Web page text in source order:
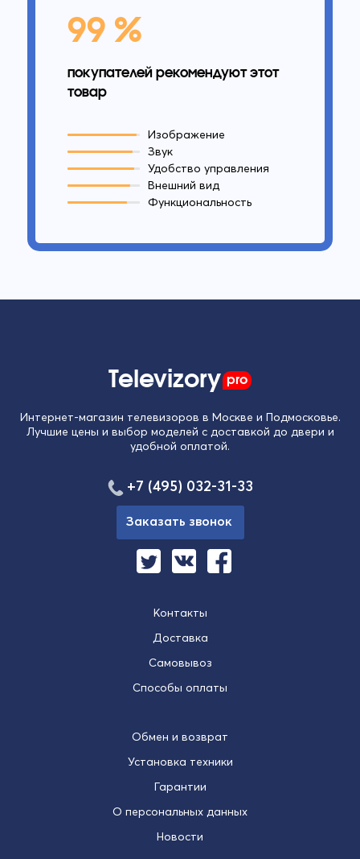
99 %
покупателей рекомендуют этот
товар
Изображение
Звук
Удобство управления
Внешний вид
Функциональность
Televizory pro
Интернет-магазин телевизоров в Москве и Подмосковье.
Лучшие цены и выбор моделей с доставкой до двери и
удобной оплатой.
Контакты
Доставка
Самовывоз
Способы оплаты
Обмен и возврат
Установка техники
Гарантии
О персональных данных
Новости
+7 (495) 032-31-33
Заказать звонок